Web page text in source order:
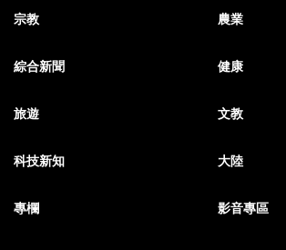
宗教 農業
綜合新聞 健康
旅遊 文教
科技新知 大陸
專欄 影音專區